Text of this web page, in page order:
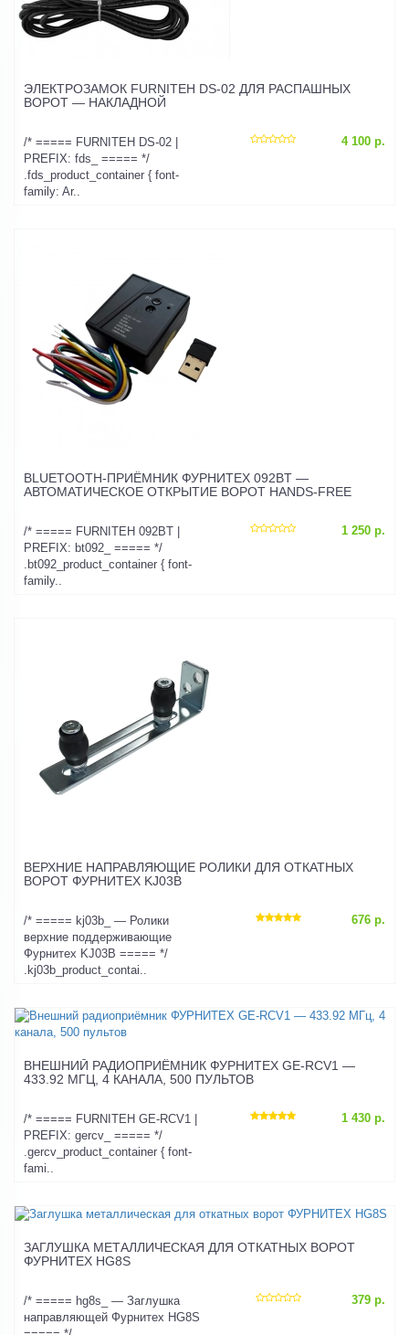
ЭЛЕКТРОЗАМОК FURNITEH DS-02 ДЛЯ РАСПАШНЫХ
ВОРОТ — НАКЛАДНОЙ
/* ===== FURNITEH DS-02 |
PREFIX: fds_ ===== */
.fds_product_container { font-
family: Ar..
4 100 р.
BLUETOOTH-ПРИЁМНИК ФУРНИТЕХ 092BT —
АВТОМАТИЧЕСКОЕ ОТКРЫТИЕ ВОРОТ HANDS-FREE
/* ===== FURNITEH 092BT |
PREFIX: bt092_ ===== */
.bt092_product_container { font-
family..
1 250 р.
ВЕРХНИЕ НАПРАВЛЯЮЩИЕ РОЛИКИ ДЛЯ ОТКАТНЫХ
ВОРОТ ФУРНИТЕХ KJ03B
/* ===== kj03b_ — Ролики
верхние поддерживающие
Фурнитех KJ03B ===== */
.kj03b_product_contai..
676 р.
ВНЕШНИЙ РАДИОПРИЁМНИК ФУРНИТЕХ GE-RCV1 —
433.92 МГЦ, 4 КАНАЛА, 500 ПУЛЬТОВ
/* ===== FURNITEH GE-RCV1 |
PREFIX: gercv_ ===== */
.gercv_product_container { font-
fami..
1 430 р.
ЗАГЛУШКА МЕТАЛЛИЧЕСКАЯ ДЛЯ ОТКАТНЫХ ВОРОТ
ФУРНИТЕХ HG8S
/* ===== hg8s_ — Заглушка
направляющей Фурнитех HG8S
379 р.